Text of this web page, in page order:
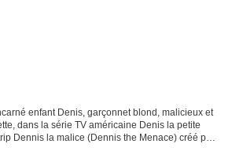
enfant Denis, garçonnet blond, malicieux et
dans la série TV américaine Denis la petite
Dennis la malice (Dennis the Menace) créé par